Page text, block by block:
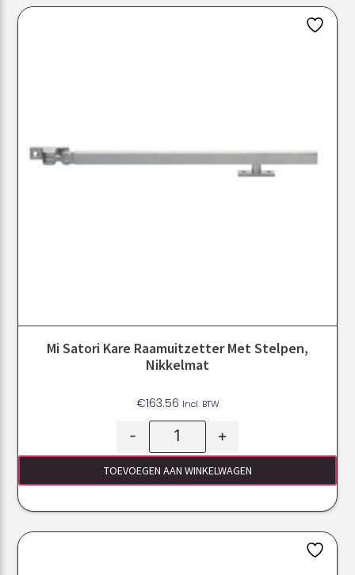
Mi Satori Kare Raamuitzetter Met Stelpen,
Nikkelmat
€163.56 Incl. BTW
- +
TOEVOEGEN AAN WINKELWAGEN